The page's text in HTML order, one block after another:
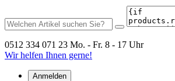
0512 334 071 23 Mo. - Fr. 8 - 17 Uhr
Wir helfen Ihnen gerne!
Anmelden